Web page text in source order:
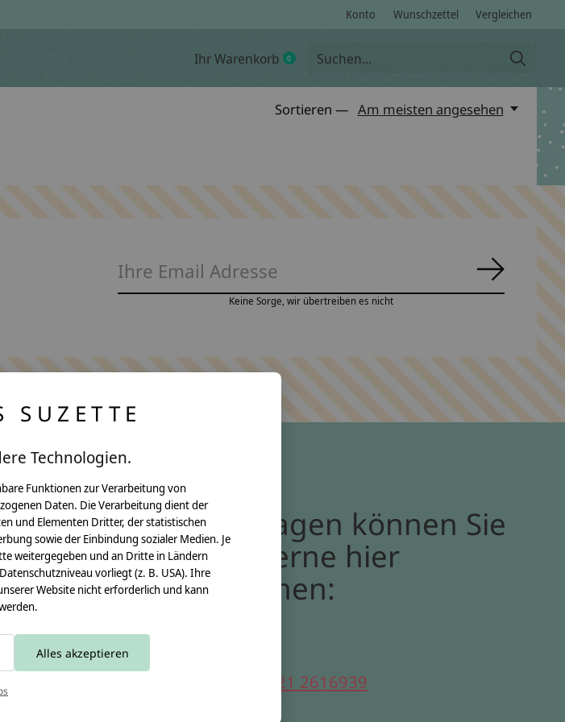
Konto Wunschzettel Vergleichen
Ihr Warenkorb 0items
Sortieren — Am meisten angesehen
Keine Sorge, wir übertreiben es nicht
Bei Fragen können Sie
uns gerne hier
erreichen:
0221 2616939
SUZETTE
Technologien.
Funktionen zur Verarbeitung von
Daten. Die Verarbeitung dient der
und Elementen Dritter, der statistischen
sowie der Einbindung sozialer Medien. Je
weitergegeben und an Dritte in Ländern
vorliegt (z. B. USA). Ihre
Website nicht erforderlich und kann
Alles akzeptieren